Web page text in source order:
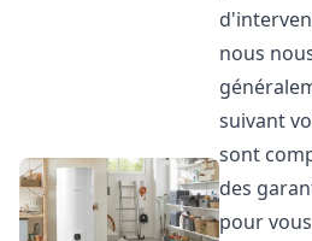
nous
suivant
sont
des
pour